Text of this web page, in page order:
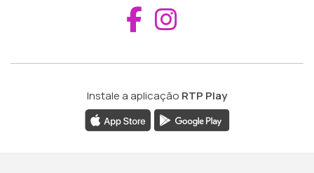
Aceder ao
Instale a aplicação RTP Play